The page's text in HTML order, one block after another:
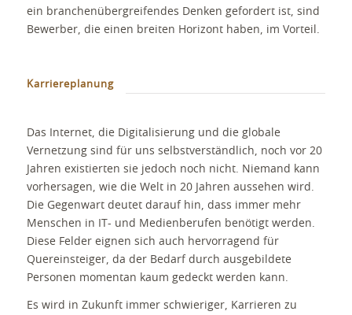
ein branchenübergreifendes Denken gefordert ist, sind
Bewerber, die einen breiten Horizont haben, im Vorteil.
Karriereplanung
Das Internet, die Digitalisierung und die globale
Vernetzung sind für uns selbstverständlich, noch vor 20
Jahren existierten sie jedoch noch nicht. Niemand kann
vorhersagen, wie die Welt in 20 Jahren aussehen wird.
Die Gegenwart deutet darauf hin, dass immer mehr
Menschen in IT- und Medienberufen benötigt werden.
Diese Felder eignen sich auch hervorragend für
Quereinsteiger, da der Bedarf durch ausgebildete
Personen momentan kaum gedeckt werden kann.
Es wird in Zukunft immer schwieriger, Karrieren zu